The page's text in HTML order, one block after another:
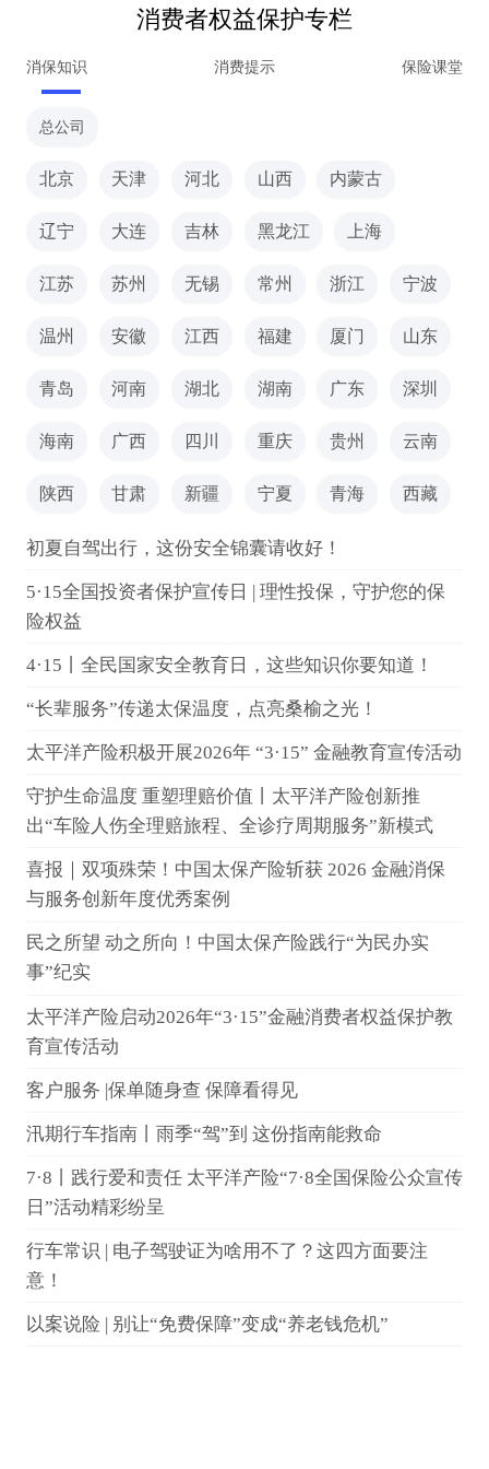
消费者权益保护专栏
消保知识 消费提示 保险课堂
总公司
北京 天津 河北 山西 内蒙古
辽宁 大连 吉林 黑龙江 上海
江苏 苏州 无锡 常州 浙江 宁波
温州 安徽 江西 福建 厦门 山东
青岛 河南 湖北 湖南 广东 深圳
海南 广西 四川 重庆 贵州 云南
陕西 甘肃 新疆 宁夏 青海 西藏
初夏自驾出行，这份安全锦囊请收好！
5·15全国投资者保护宣传日 | 理性投保，守护您的保
险权益
4·15丨全民国家安全教育日，这些知识你要知道！
“长辈服务”传递太保温度，点亮桑榆之光！
太平洋产险积极开展2026年 “3·15” 金融教育宣传活动
守护生命温度 重塑理赔价值丨太平洋产险创新推
出“车险人伤全理赔旅程、全诊疗周期服务”新模式
喜报｜双项殊荣！中国太保产险斩获 2026 金融消保
与服务创新年度优秀案例
民之所望 动之所向！中国太保产险践行“为民办实
事”纪实
太平洋产险启动2026年“3·15”金融消费者权益保护教
育宣传活动
客户服务 |保单随身查 保障看得见
汛期行车指南丨雨季“驾”到 这份指南能救命
7·8丨践行爱和责任 太平洋产险“7·8全国保险公众宣传
日”活动精彩纷呈
行车常识 | 电子驾驶证为啥用不了？这四方面要注
意！
以案说险 | 别让“免费保障”变成“养老钱危机”